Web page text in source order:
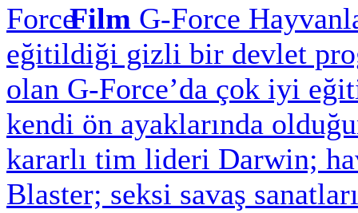
Film G-Force
eğitildiği gizli bir devlet
olan G-Force’da çok iyi
kendi ön ayaklarında
kararlı tim lideri Darwin;
Blaster; seksi savaş